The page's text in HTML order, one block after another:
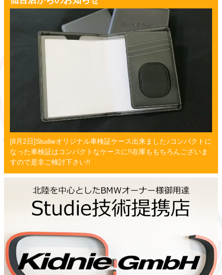
[8月2日]Studieオリジナル車検証ケース出来ました♪コンパクトに
なった車検証はコンパクトなケースに!!在庫ももちろんございま
すので是非ご検討下さい!!